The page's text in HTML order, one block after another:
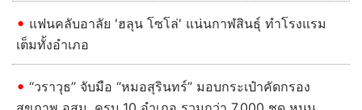
แฟนคลับอาลัย 'ฮลุน โซโล่' แน่นกาฬสินธุ์ ทำโรงแรม
เต็มทั้งอำเภอ
“วราวุธ” จับมือ “หมอสุรินทร์” มอบกระเป๋าคัดกรอง